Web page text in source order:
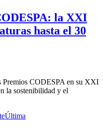
la XXI
hasta el 30
Premios CODESPA en su XXI
la sostenibilidad y el
Última